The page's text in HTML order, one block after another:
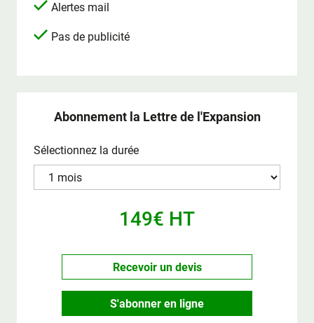
Alertes mail
Pas de publicité
Abonnement la Lettre de l'Expansion
Sélectionnez la durée
149€ HT
Recevoir un devis
S'abonner en ligne